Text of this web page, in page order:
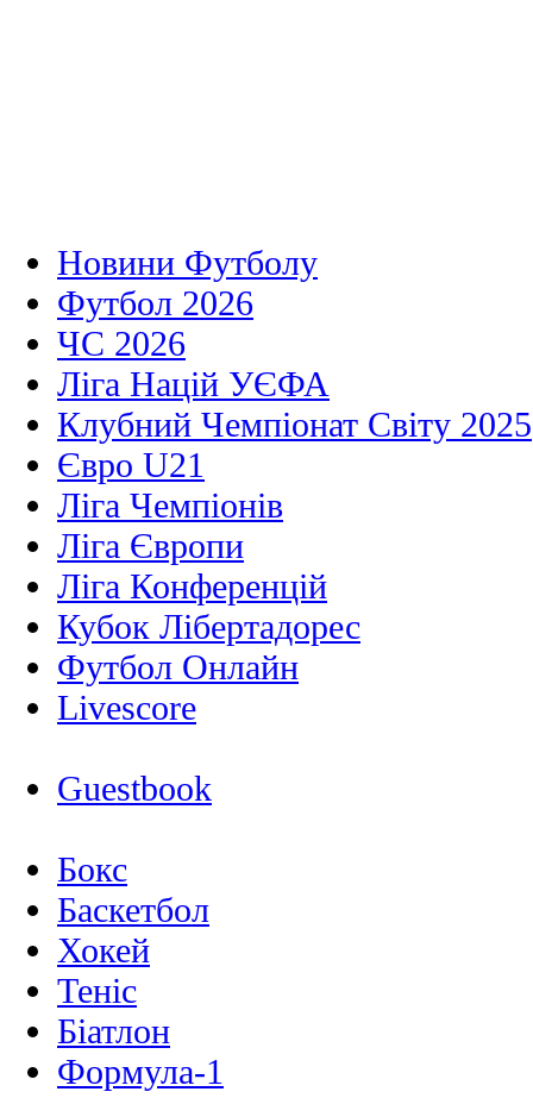
Новини Футболу
Футбол 2026
ЧС 2026
Ліга Націй УЄФА
Клубний Чемпіонат Світу 2025
Євро U21
Ліга Чемпіонів
Ліга Європи
Ліга Конференцій
Кубок Лібертадорес
Футбол Онлайн
Livescore
Guestbook
Бокс
Баскетбол
Хокей
Теніс
Біатлон
Формула-1